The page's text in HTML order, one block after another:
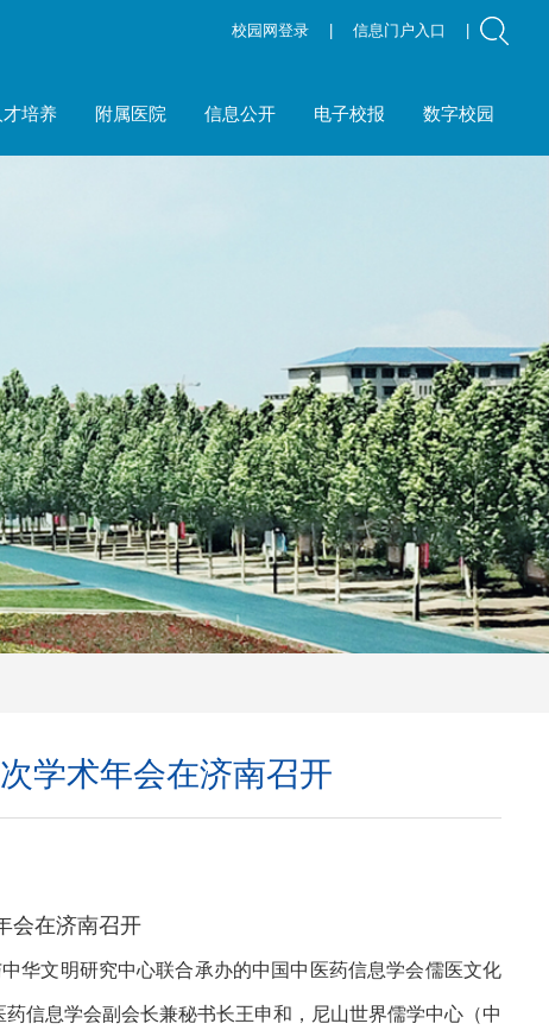
校园网登录 信息门户入口
才培养 附属医院 信息公开 电子校报 数字校园
学术年会在济南召开
会在济南召开
华文明研究中心联合承办的中国中医药信息学会儒医文化
药信息学会副会长兼秘书长王申和，尼山世界儒学中心（中